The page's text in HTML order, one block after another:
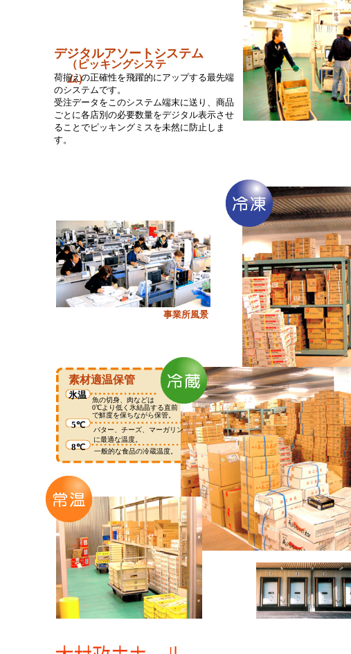
デジタルアソートシステム
（ピッキングシステ
ム）
荷揃えの正確性を飛躍的にアップする最先端
のシステムです。
受注データをこのシステム端末に送り、商品
ごとに各店別の必要数量をデジタル表示させ
ることでピッキングミスを未然に防止しま
す。
事業所風景
素材適温保管
氷温
5℃
8℃
魚の切身、肉などは
0℃より低く氷結晶する直前
で鮮度を保ちながら保管。
バター、チーズ、マーガリン
に最適な温度。
一般的な食品の冷蔵温度。